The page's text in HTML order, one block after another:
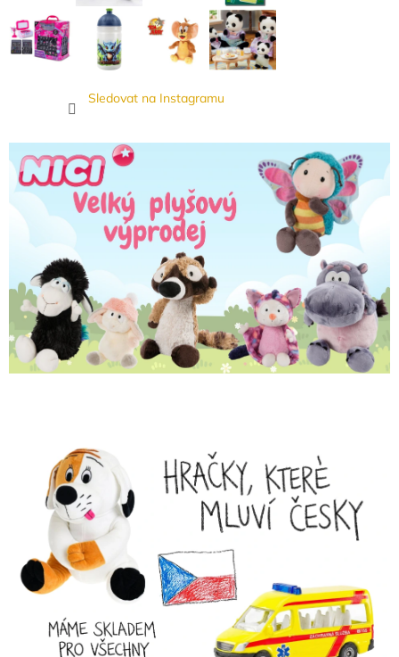
Sledovat na Instagramu